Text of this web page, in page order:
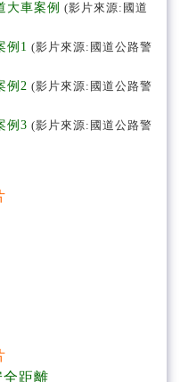
大車案例 (影片來源:國道
例1 (影片來源:國道公路警
例2 (影片來源:國道公路警
例3 (影片來源:國道公路警